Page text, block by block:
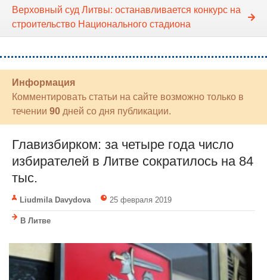
Верховный суд Литвы: останавливается конкурс на
строительство Национального стадиона
Информация
Комментировать статьи на сайте возможно только в
течении 90 дней со дня публикации.
Главизбирком: за четыре года число
избирателей в Литве сократилось на 84
тыс.
Liudmila Davydova 25 февраля 2019
В Литве